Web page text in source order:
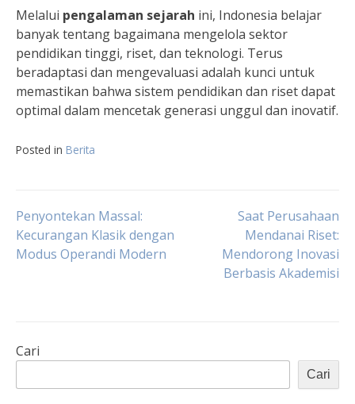
Melalui pengalaman sejarah ini, Indonesia belajar
banyak tentang bagaimana mengelola sektor
pendidikan tinggi, riset, dan teknologi. Terus
beradaptasi dan mengevaluasi adalah kunci untuk
memastikan bahwa sistem pendidikan dan riset dapat
optimal dalam mencetak generasi unggul dan inovatif.
Posted in Berita
Navigasi
pos
Penyontekan Massal:
Kecurangan Klasik dengan
Modus Operandi Modern
Saat Perusahaan
Mendanai Riset:
Mendorong Inovasi
Berbasis Akademisi
Cari
Cari